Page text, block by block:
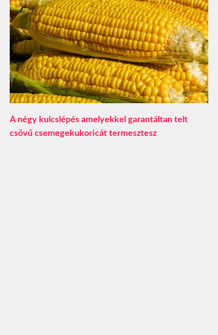
A négy kulcslépés amelyekkel garantáltan telt
csövű csemegekukoricát termesztesz